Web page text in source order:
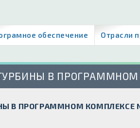
обеспечение Отрасли
В ПРОГРАММНОМ
В ПРОГРАММНОМ КОМПЛЕКСЕ